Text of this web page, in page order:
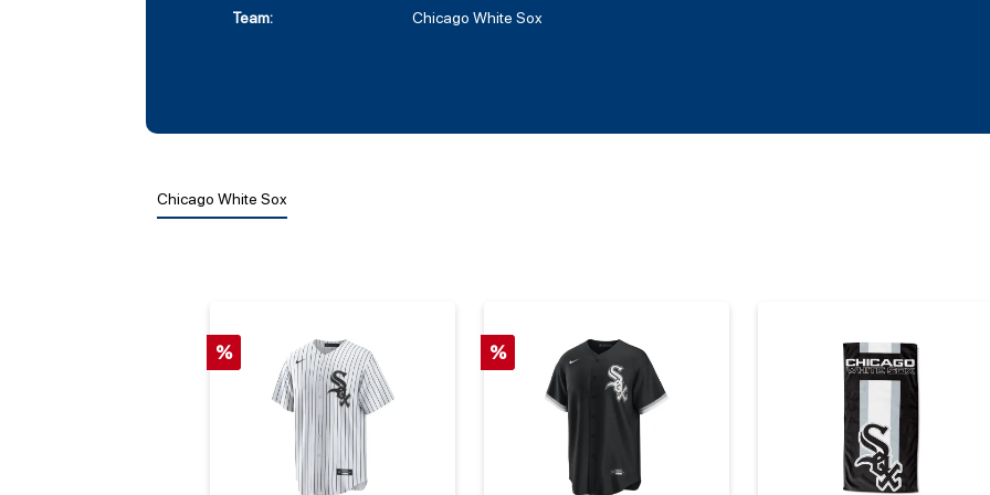
Team: Chicago White Sox
Chicago White Sox
% %